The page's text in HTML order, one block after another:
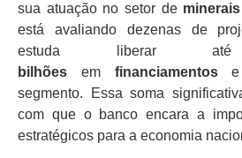
sua atuação no setor de
está avaliando dezenas de
estuda liberar
bilhões em financiamentos
segmento. Essa soma
com que o banco encara a
estratégicos para a economia